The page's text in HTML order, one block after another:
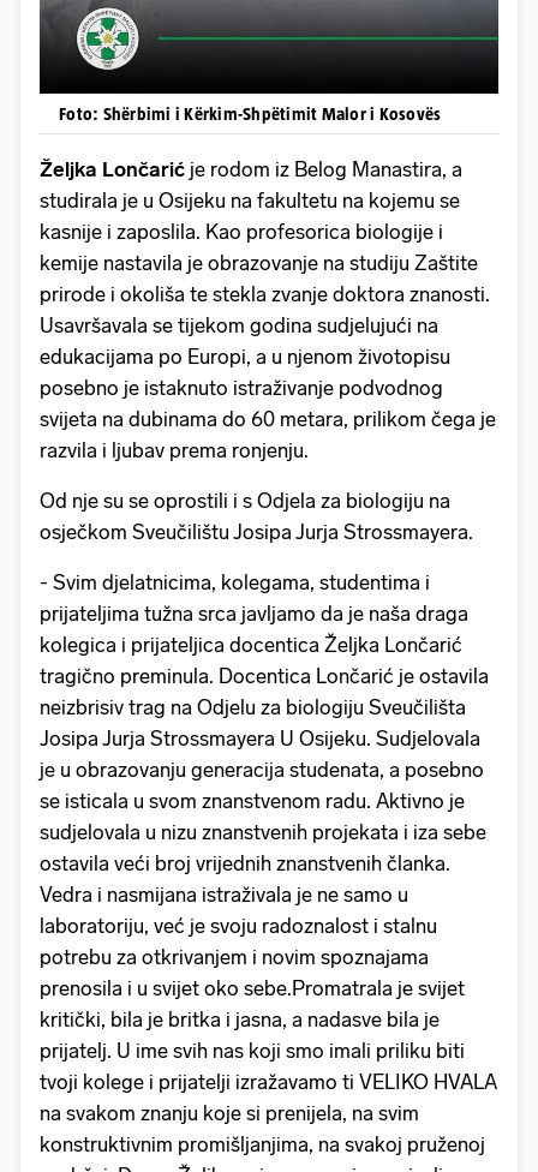
Foto: Shërbimi i Kërkim-Shpëtimit Malor i Kosovës
Željka Lončarić je rodom iz Belog Manastira, a
studirala je u Osijeku na fakultetu na kojemu se
kasnije i zaposlila. Kao profesorica biologije i
kemije nastavila je obrazovanje na studiju Zaštite
prirode i okoliša te stekla zvanje doktora znanosti.
Usavršavala se tijekom godina sudjelujući na
edukacijama po Europi, a u njenom životopisu
posebno je istaknuto istraživanje podvodnog
svijeta na dubinama do 60 metara, prilikom čega je
razvila i ljubav prema ronjenju.
Od nje su se oprostili i s Odjela za biologiju na
osječkom Sveučilištu Josipa Jurja Strossmayera.
- Svim djelatnicima, kolegama, studentima i
prijateljima tužna srca javljamo da je naša draga
kolegica i prijateljica docentica Željka Lončarić
tragično preminula. Docentica Lončarić je ostavila
neizbrisiv trag na Odjelu za biologiju Sveučilišta
Josipa Jurja Strossmayera U Osijeku. Sudjelovala
je u obrazovanju generacija studenata, a posebno
se isticala u svom znanstvenom radu. Aktivno je
sudjelovala u nizu znanstvenih projekata i iza sebe
ostavila veći broj vrijednih znanstvenih članka.
Vedra i nasmijana istraživala je ne samo u
laboratoriju, već je svoju radoznalost i stalnu
potrebu za otkrivanjem i novim spoznajama
prenosila i u svijet oko sebe.Promatrala je svijet
kritički, bila je britka i jasna, a nadasve bila je
prijatelj. U ime svih nas koji smo imali priliku biti
tvoji kolege i prijatelji izražavamo ti VELIKO HVALA
na svakom znanju koje si prenijela, na svim
konstruktivnim promišljanjima, na svakoj pruženoj